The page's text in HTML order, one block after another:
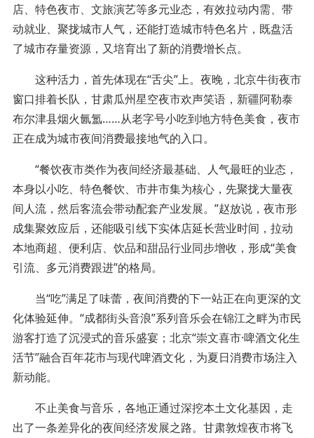
店、特色夜市、文旅演艺等多元业态，有效拉动内需、带
动就业、聚拢城市人气，还能打造城市特色名片，既盘活
了城市存量资源，又培育出了新的消费增长点。
这种活力，首先体现在“舌尖”上。夜晚，北京牛街夜市
窗口排着长队，甘肃瓜州星空夜市欢声笑语，新疆阿勒泰
布尔津县烟火氤氲……从老字号小吃到地方特色美食，夜市
正在成为城市夜间消费最接地气的入口。
“餐饮夜市类作为夜间经济最基础、人气最旺的业态，
本身以小吃、特色餐饮、市井市集为核心，先聚拢大量夜
间人流，然后客流会带动配套产业发展。”赵放说，夜市形
成集聚效应后，还能吸引线下实体店延长营业时间，拉动
本地商超、便利店、饮品和甜品行业同步增收，形成“美食
引流、多元消费跟进”的格局。
当“吃”满足了味蕾，夜间消费的下一站正在向更深的文
化体验延伸。“成都街头音浪”系列音乐会在锦江之畔为市民
游客打造了沉浸式的音乐盛宴；北京“崇文喜市·啤酒文化生
活节”融合百年花市与现代啤酒文化，为夏日消费市场注入
新动能。
不止美食与音乐，各地正通过深挖本土文化基因，走
出了一条差异化的夜间经济发展之路。甘肃敦煌夜市将飞